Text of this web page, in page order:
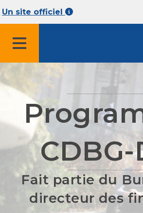
Un site officiel
CDBG-
Fait partie du
directeur des